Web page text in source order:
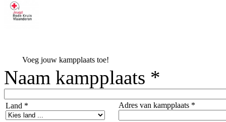
Voeg jouw kampplaats toe!
Naam kampplaats *
Land * Adres van kampplaats *